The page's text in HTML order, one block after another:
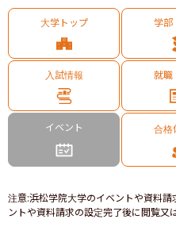
大学トップ 学部
入試情報 就職
イベント 合格
注意:浜松学院大学のイベントや資料
ントや資料請求の設定完了後に閲覧又